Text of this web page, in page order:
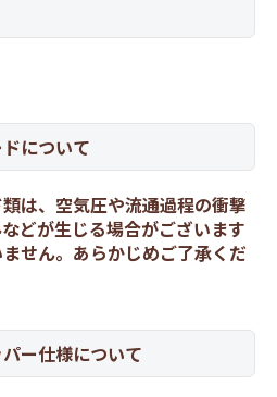
について
は、空気圧や流通過程の衝撃
どが生じる場合がございます
せん。あらかじめご了承くだ
ー仕様について